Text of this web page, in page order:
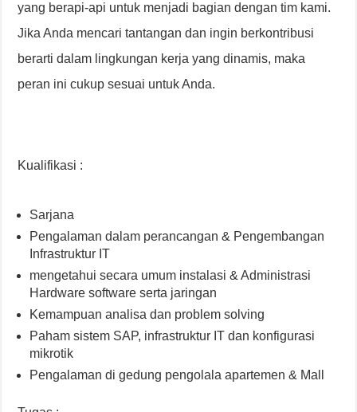
yang berapi-api untuk menjadi bagian dengan tim kami.
Jika Anda mencari tantangan dan ingin berkontribusi
berarti dalam lingkungan kerja yang dinamis, maka
peran ini cukup sesuai untuk Anda.
Kualifikasi :
Sarjana
Pengalaman dalam perancangan & Pengembangan
Infrastruktur IT
mengetahui secara umum instalasi & Administrasi
Hardware software serta jaringan
Kemampuan analisa dan problem solving
Paham sistem SAP, infrastruktur IT dan konfigurasi
mikrotik
Pengalaman di gedung pengolala apartemen & Mall